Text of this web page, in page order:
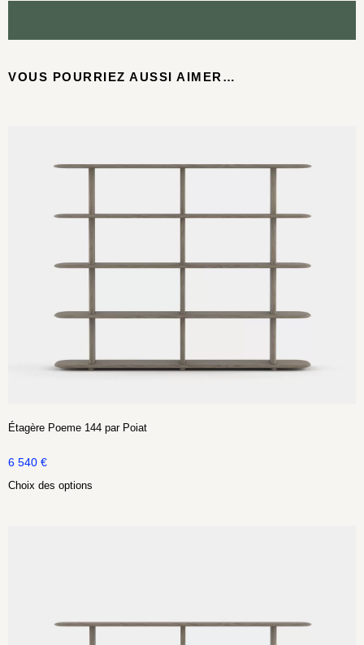
VOUS POURRIEZ AUSSI AIMER…
Étagère Poeme 144 par Poiat
6 540 €
Choix des options